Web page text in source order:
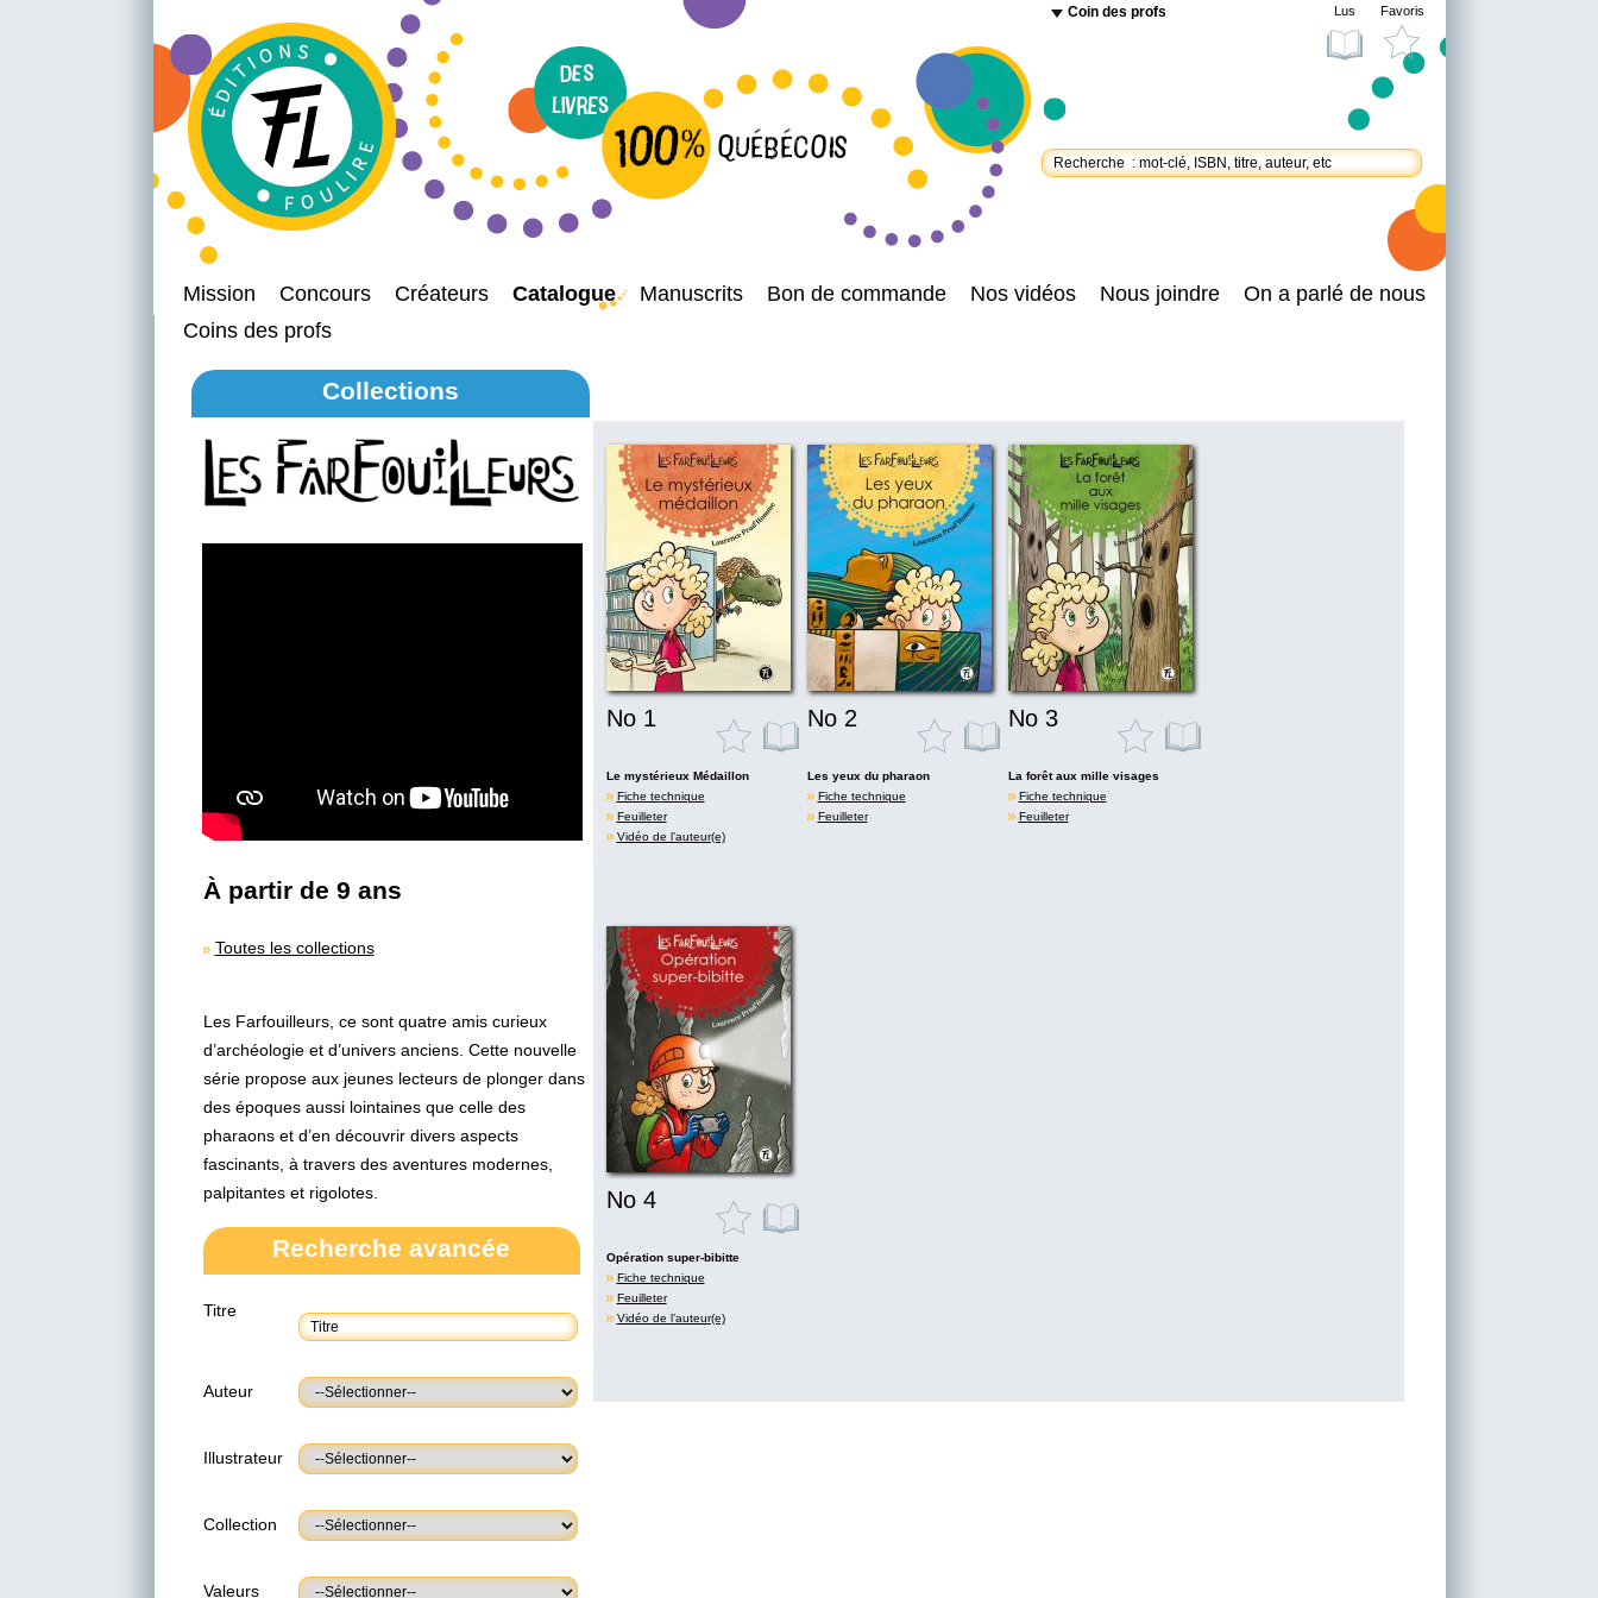
Mission Concours Créateurs Catalogue Manuscrits Bon de commande Nos vidéos Nous joindre
On a parlé de nous
Coins des profs
Coin des profs Lus Favoris
Collections
À partir de 9 ans
Toutes les collections
Les Farfouilleurs, ce sont quatre amis curieux
d’archéologie et d’univers anciens. Cette nouvelle
série propose aux jeunes lecteurs de plonger dans
des époques aussi lointaines que celle des
pharaons et d’en découvrir divers aspects
fascinants, à travers des aventures modernes,
palpitantes et rigolotes.
Recherche avancée
Titre
Auteur
Illustrateur
Collection
Valeurs
No 1
Le mystérieux Médaillon
Fiche technique
Feuilleter
Vidéo de l’auteur(e)
No 2
Les yeux du pharaon
Fiche technique
Feuilleter
No 3
La forêt aux mille visages
Fiche technique
Feuilleter
No 4
Opération super-bibitte
Fiche technique
Feuilleter
Vidéo de l’auteur(e)